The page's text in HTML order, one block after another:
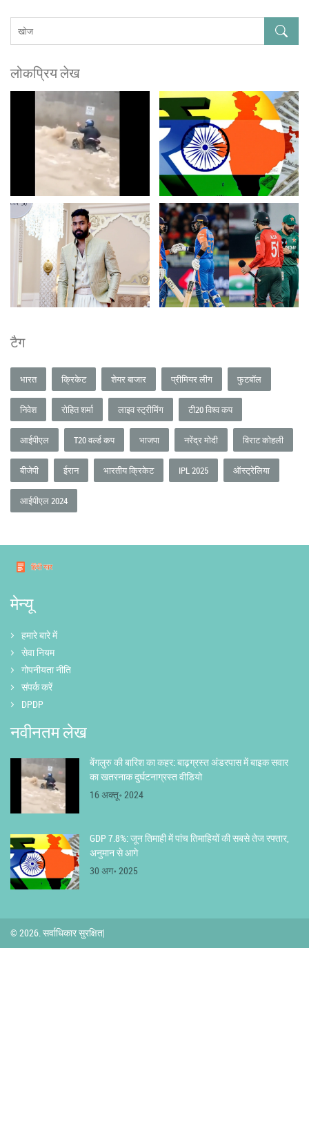
लोकप्रिय लेख
टैग
भारत क्रिकेट शेयर बाजार प्रीमियर लीग फुटबॉल
निवेश रोहित शर्मा लाइव स्ट्रीमिंग टी20 विश्व कप
आईपीएल T20 वर्ल्ड कप भाजपा नरेंद्र मोदी विराट कोहली
बीजेपी ईरान भारतीय क्रिकेट IPL 2025 ऑस्ट्रेलिया
आईपीएल 2024
मेन्यू
हमारे बारे में
सेवा नियम
गोपनीयता नीति
संपर्क करें
DPDP
नवीनतम लेख
बेंगलुरु की बारिश का कहर: बाढ़ग्रस्त अंडरपास में बाइक सवार
का खतरनाक दुर्घटनाग्रस्त वीडियो
16 अक्तू॰ 2024
GDP 7.8%: जून तिमाही में पांच तिमाहियों की सबसे तेज रफ्तार,
अनुमान से आगे
30 अग॰ 2025
© 2026. सर्वाधिकार सुरक्षित|